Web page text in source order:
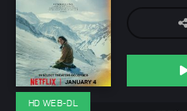
HD WEB-DL